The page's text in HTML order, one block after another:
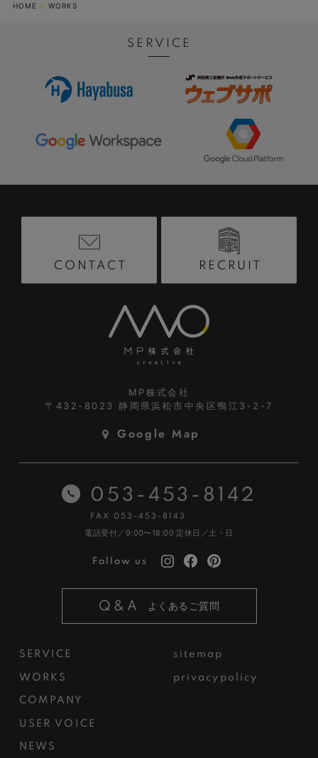
HOME WORKS
SERVICE
CONTACT RECRUIT
MP株式会社
〒432-8023静岡県浜松市中央区鴨江3-2-7
Google Map
SERVICE
WORKS
COMPANY
USER VOICE
NEWS
sitemap
privacypolicy
053-453-8142
FAX 053-453-8143
電話受付／9:00〜18:00 定休日／土・日
Follow us
Q&A よくあるご質問